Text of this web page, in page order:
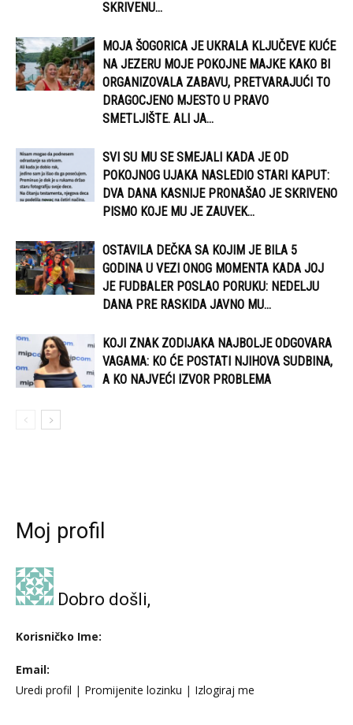
SKRIVENU...
MOJA ŠOGORICA JE UKRALA KLJUČEVE KUĆE
NA JEZERU MOJE POKOJNE MAJKE KAKO BI
ORGANIZOVALA ZABAVU, PRETVARAJUĆI TO
DRAGOCJENO MJESTO U PRAVO
SMETLJIŠTE. ALI JA...
SVI SU MU SE SMEJALI KADA JE OD
POKOJNOG UJAKA NASLEDIO STARI KAPUT:
DVA DANA KASNIJE PRONAŠAO JE SKRIVENO
PISMO KOJE MU JE ZAUVEK...
OSTAVILA DEČKA SA KOJIM JE BILA 5
GODINA U VEZI ONOG MOMENTA KADA JOJ
JE FUDBALER POSLAO PORUKU: NEDELJU
DANA PRE RASKIDA JAVNO MU...
KOJI ZNAK ZODIJAKA NAJBOLJE ODGOVARA
VAGAMA: KO ĆE POSTATI NJIHOVA SUDBINA,
A KO NAJVEĆI IZVOR PROBLEMA
Moj profil
Dobro došli,
Korisničko Ime:
Email:
Uredi profil | Promijenite lozinku | Izlogiraj me